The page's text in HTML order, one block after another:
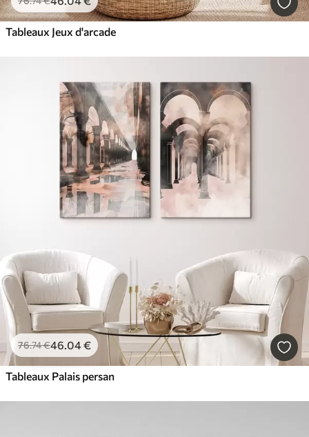
Tableaux Jeux d'arcade
76.74€46 .04€
Tableaux Palais persan